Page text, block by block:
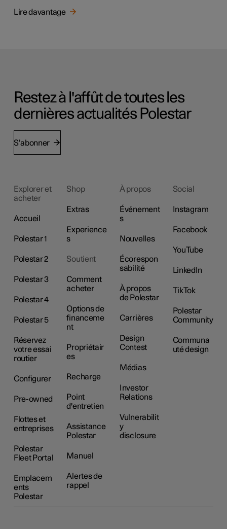
Lire davantage
Restez à l'affût de toutes les
dernières actualités Polestar
S’abonner
Explorer et
acheter
Accueil
Polestar 1
Polestar 2
Polestar 3
Polestar 4
Polestar 5
Réservez
votre essai
routier
Configurer
Pre-owned
Flottes et
entreprises
Polestar
Fleet Portal
Emplacem
ents
Polestar
Shop
Extras
Experience
s
Soutient
Comment
acheter
Options de
financeme
nt
Propriétair
es
Recharge
Point
d'entretien
Assistance
Polestar
Manuel
Alertes de
rappel
À propos
Événement
s
Nouvelles
Écorespon
sabilité
À propos
de Polestar
Carrières
Design
Contest
Médias
Investor
Relations
Vulnerabilit
y
disclosure
Social
Instagram
Facebook
YouTube
LinkedIn
TikTok
Polestar
Community
Communa
uté design